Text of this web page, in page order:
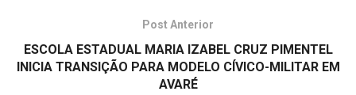
Post Anterior
ESCOLA ESTADUAL MARIA IZABEL CRUZ PIMENTEL
INICIA TRANSIÇÃO PARA MODELO CÍVICO-MILITAR EM
AVARÉ